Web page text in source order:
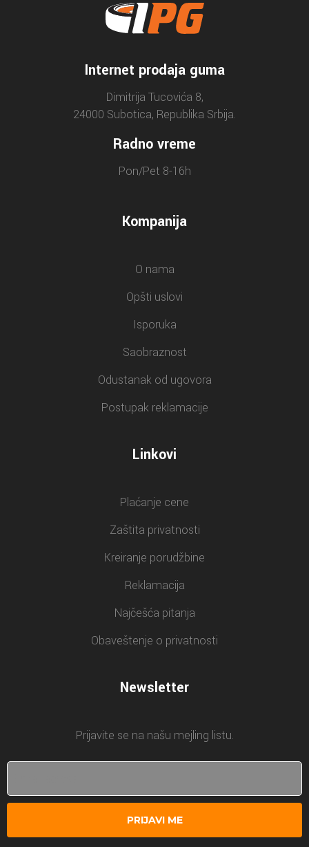
Internet prodaja guma
Dimitrija Tucovića 8,
24000 Subotica, Republika Srbija.
Radno vreme
Pon/Pet 8-16h
Kompanija
O nama
Opšti uslovi
Isporuka
Saobraznost
Odustanak od ugovora
Postupak reklamacije
Linkovi
Plaćanje cene
Zaštita privatnosti
Kreiranje porudžbine
Reklamacija
Najčešća pitanja
Obaveštenje o privatnosti
Newsletter
Prijavite se na našu mejling listu.
PRIJAVI ME